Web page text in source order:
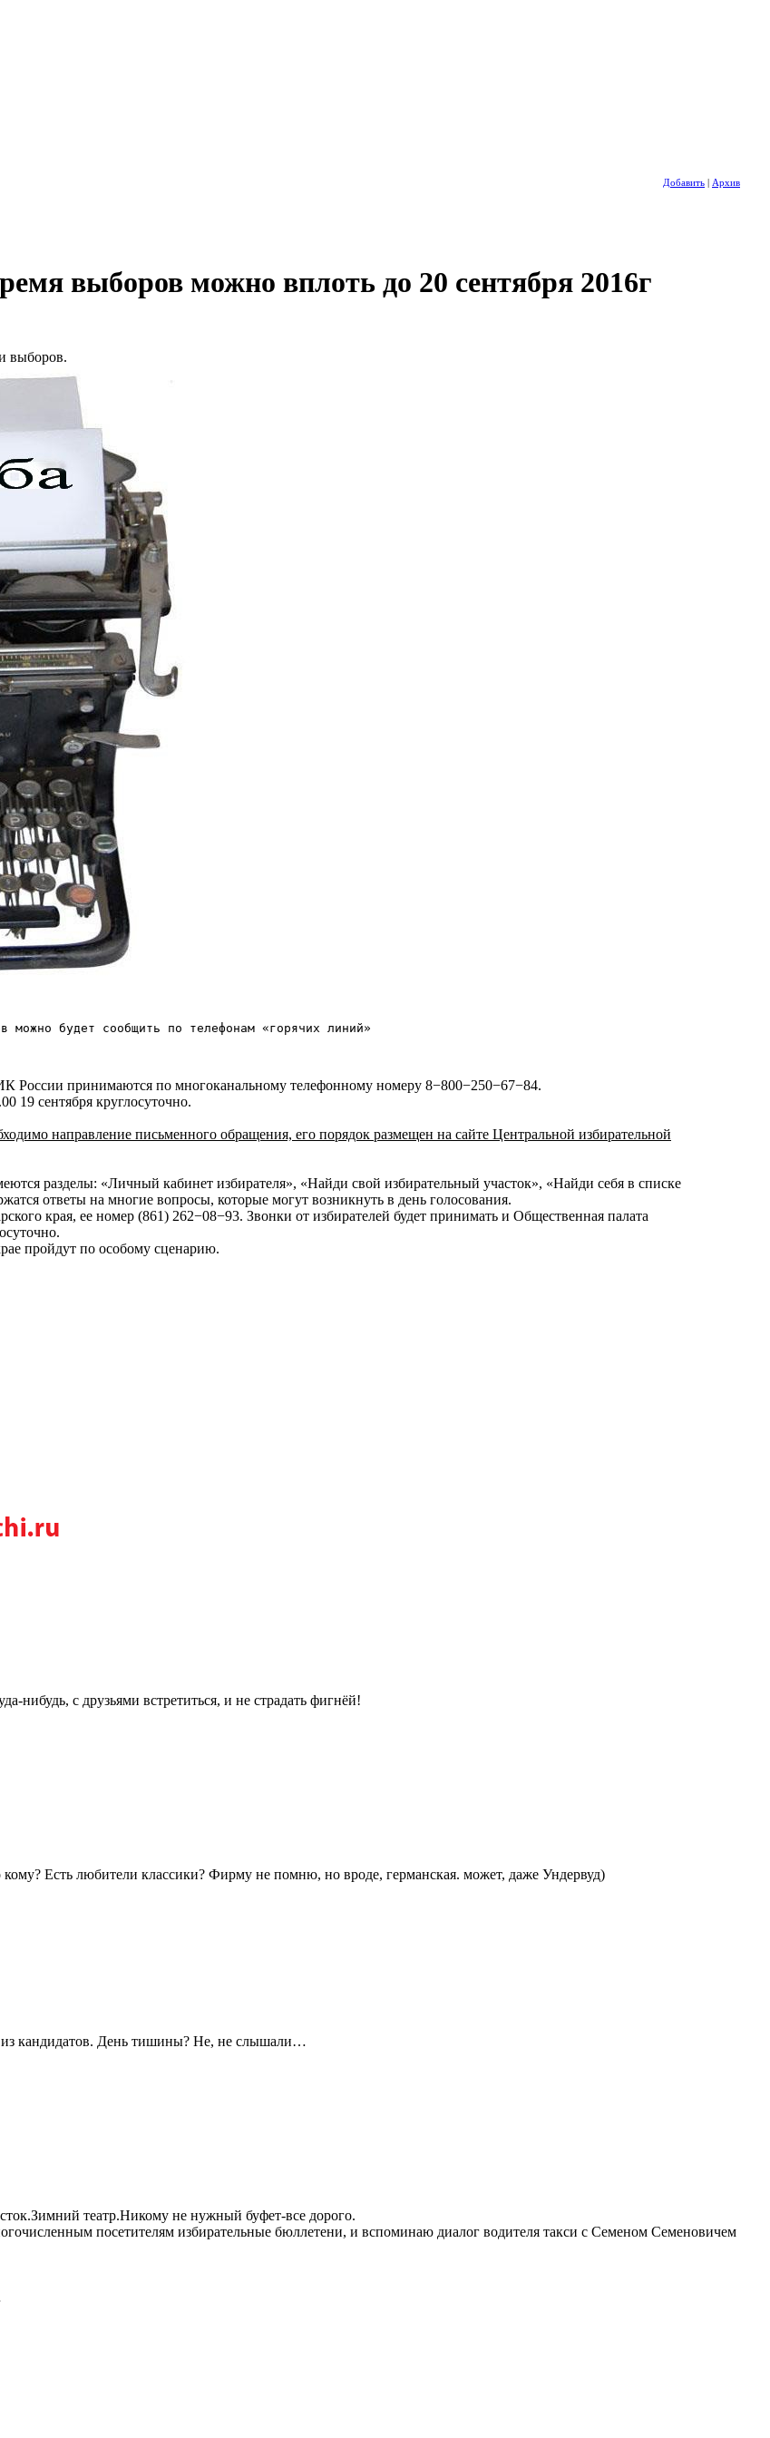
Добавить Архив
выборов можно вплоть до 20 сентября 2016г
выборов.
можно будет сообщить по телефонам «горячих линий»
России принимаются по многоканальному телефонному номеру 8−800−250−67−84.
19 сентября круглосуточно.
направление письменного обращения, его порядок размещен на сайте Центральной избирательной
разделы: «Личный кабинет избирателя», «Найди свой избирательный участок», «Найди себя в списке
ответы на многие вопросы, которые могут возникнуть в день голосования.
края, ее номер (861) 262−08−93. Звонки от избирателей будет принимать и Общественная палата
пройдут по особому сценарию.
нибудь, с друзьями встретиться, и не страдать фигнёй!
Есть любители классики? Фирму не помню, но вроде, германская. может, даже Ундервуд)
из кандидатов. День тишины? Не, не слышали…
театр.Никому не нужный буфет-все дорого.
посетителям избирательные бюллетени, и вспоминаю диалог водителя такси с Семеном Семеновичем